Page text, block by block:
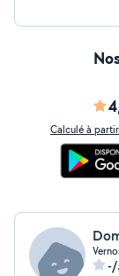
Calculé à